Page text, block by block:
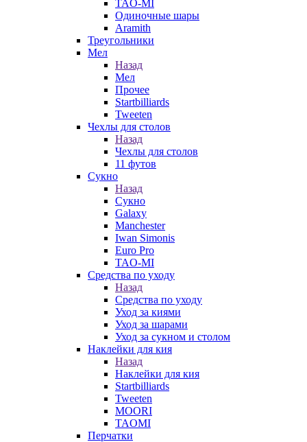
TAO-MI
Одиночные шары
Aramith
Треугольники
Мел
Назад
Мел
Прочее
Startbilliards
Tweeten
Чехлы для столов
Назад
Чехлы для столов
11 футов
Сукно
Назад
Сукно
Galaxy
Manchester
Iwan Simonis
Euro Pro
TAO-MI
Средства по уходу
Назад
Средства по уходу
Уход за киями
Уход за шарами
Уход за сукном и столом
Наклейки для кия
Назад
Наклейки для кия
Startbilliards
Tweeten
MOORI
TAOMI
Перчатки